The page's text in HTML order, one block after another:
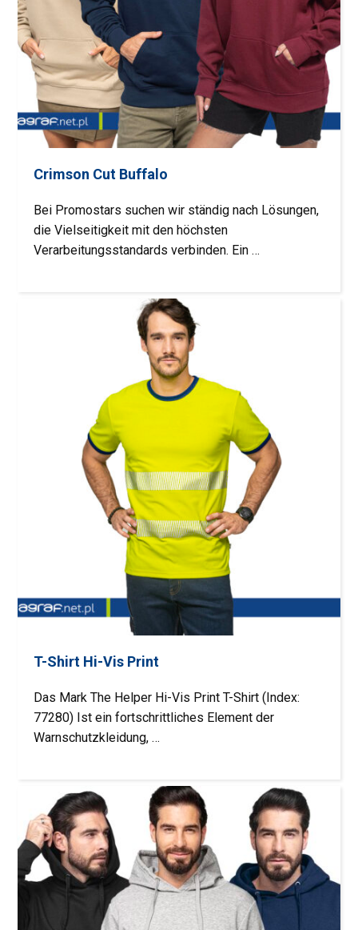
Crimson Cut Buffalo
Bei Promostars suchen wir ständig nach Lösungen,
die Vielseitigkeit mit den höchsten
Verarbeitungsstandards verbinden. Ein …
T-Shirt Hi-Vis Print
Das Mark The Helper Hi-Vis Print T-Shirt (Index:
77280) Ist ein fortschrittliches Element der
Warnschutzkleidung, …